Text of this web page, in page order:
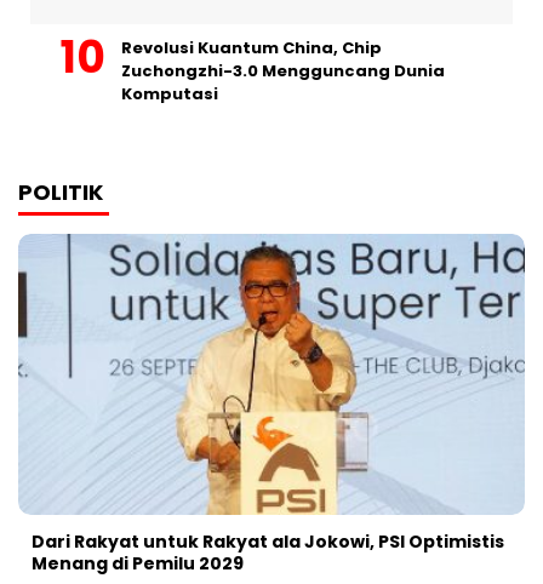
Revolusi Kuantum China, Chip
Zuchongzhi-3.0 Mengguncang Dunia
Komputasi
POLITIK
Dari Rakyat untuk Rakyat ala Jokowi, PSI Optimistis
Menang di Pemilu 2029